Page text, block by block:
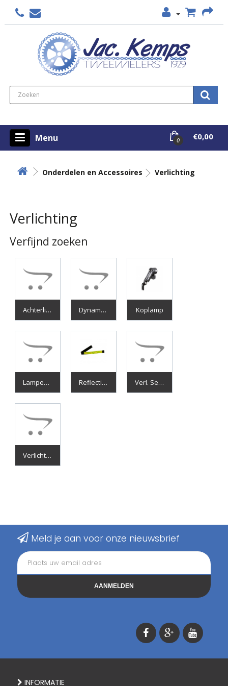
0 €0,00
Menu
Onderdelen en Accessoires Verlichting
Verlichting
Verfijnd zoeken
Achterlicht Dynamo's Koplamp
Lampen (los) Reflectiematerialen/-Kleding Verl. Sets Compleet
Verlichting Accessoires En Onderdelen
Meld je aan voor onze nieuwsbrief
AANMELDEN
INFORMATIE